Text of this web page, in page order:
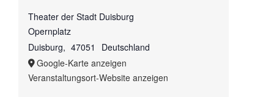
Theater der Stadt Duisburg
Opernplatz
Duisburg, 47051
Deutschland
Google-Karte anzeigen
Veranstaltungsort-Website anzeigen